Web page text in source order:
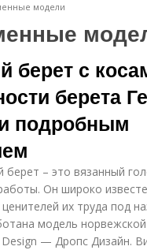
модели
берет с
берета
подробным
берет – это вязанный
Он широко
их труда под
модель
Design — Дропс Дизайн.